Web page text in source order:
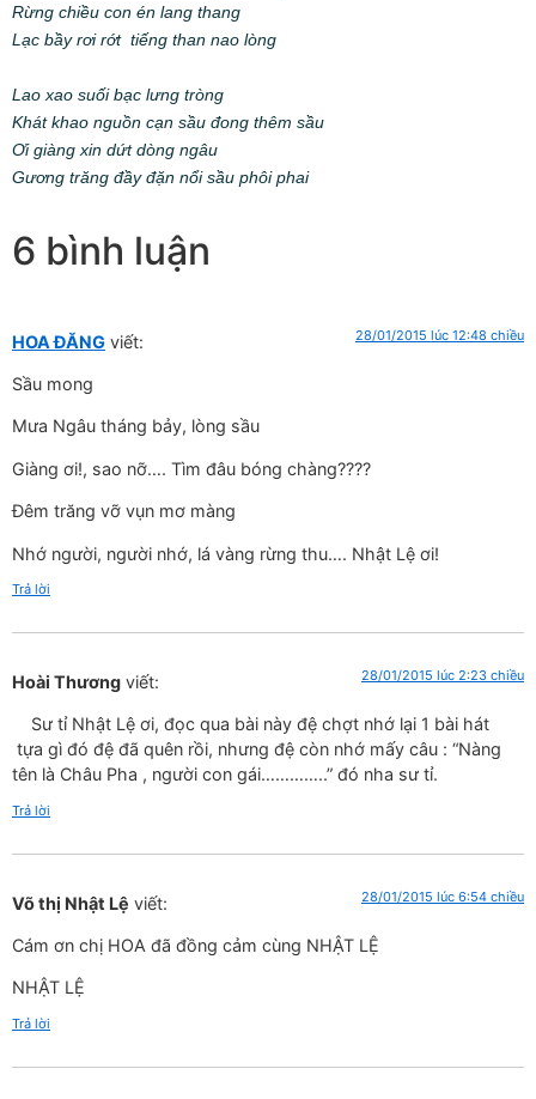
Rừng chiều con én lang thang
Lạc bầy rơi rớt tiếng than nao lòng
Lao xao suối bạc lưng tròng
Khát khao nguồn cạn sầu đong thêm sầu
Ơi giàng xin dứt dòng ngâu
Gương trăng đầy đặn nổi sầu phôi phai
6 bình luận
HOA ĐĂNG viết: 28/01/2015 lúc 12:48 chiều
Sầu mong
Mưa Ngâu tháng bảy, lòng sầu
Giàng ơi!, sao nỡ…. Tìm đâu bóng chàng????
Đêm trăng vỡ vụn mơ màng
Nhớ người, người nhớ, lá vàng rừng thu…. Nhật Lệ ơi!
Trả lời
Hoài Thương viết: 28/01/2015 lúc 2:23 chiều
Sư tỉ Nhật Lệ ơi, đọc qua bài này đệ chợt nhớ lại 1 bài hát
tựa gì đó đệ đã quên rồi, nhưng đệ còn nhớ mấy câu : “Nàng
tên là Châu Pha , người con gái…………..” đó nha sư tỉ.
Trả lời
Võ thị Nhật Lệ viết: 28/01/2015 lúc 6:54 chiều
Cám ơn chị HOA đã đồng cảm cùng NHẬT LỆ
NHẬT LỆ
Trả lời